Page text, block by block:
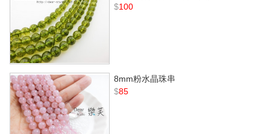
$100
8mm粉水晶珠串
$85